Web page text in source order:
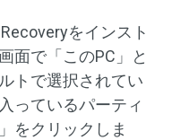
をインスト
面で「このPC」と
トで選択されてい
っているパーティ
をクリックしま